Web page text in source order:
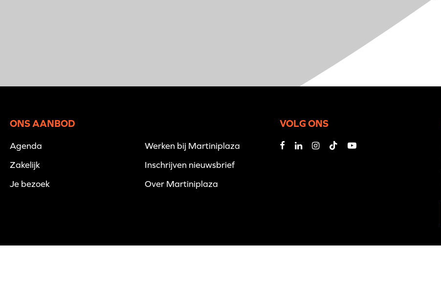
ONS AANBOD
Agenda
Zakelijk
Je bezoek
Werken bij Martiniplaza
Inschrijven nieuwsbrief
Over Martiniplaza
VOLG ONS